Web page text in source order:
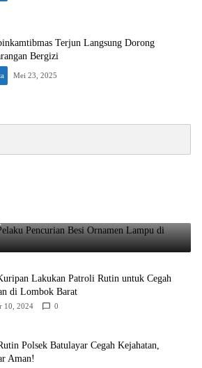
Terjun Langsung Dorong
Bergizi
Mei 23, 2025
Pencurian Besi Ornamen Lampu di
Lakukan Patroli Rutin untuk Cegah
di Lombok Barat
10, 2024 0
Polsek Batulayar Cegah Kejahatan,
Aman!